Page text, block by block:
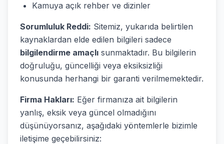
Kamuya açık rehber ve dizinler
Sorumluluk Reddi: Sitemiz, yukarıda belirtilen
kaynaklardan elde edilen bilgileri sadece
bilgilendirme amaçlı sunmaktadır. Bu bilgilerin
doğruluğu, güncelliği veya eksiksizliği
konusunda herhangi bir garanti verilmemektedir.
Firma Hakları: Eğer firmanıza ait bilgilerin
yanlış, eksik veya güncel olmadığını
düşünüyorsanız, aşağıdaki yöntemlerle bizimle
iletişime geçebilirsiniz: